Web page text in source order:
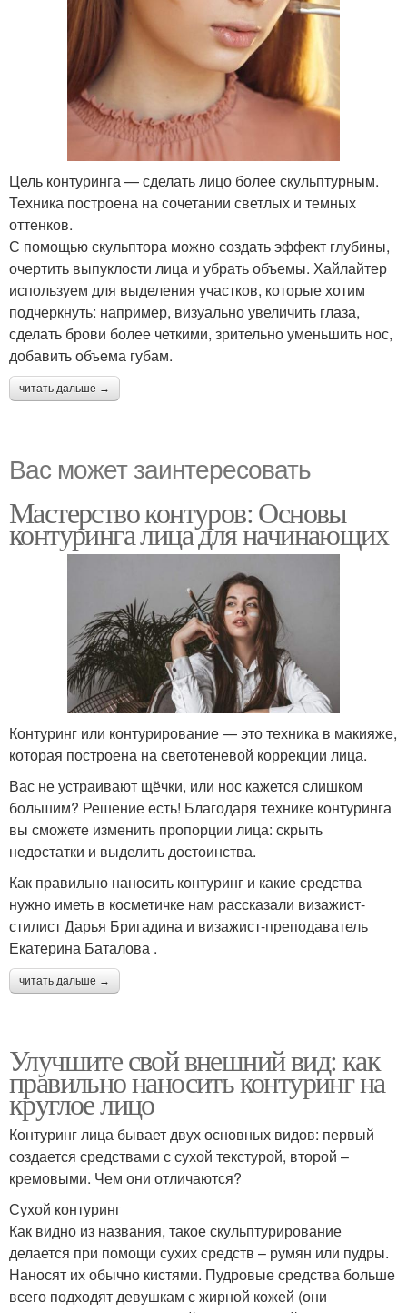
Цель контуринга — сделать лицо более скульптурным.
Техника построена на сочетании светлых и темных
оттенков.
С помощью скульптора можно создать эффект глубины,
очертить выпуклости лица и убрать объемы. Хайлайтер
используем для выделения участков, которые хотим
подчеркнуть: например, визуально увеличить глаза,
сделать брови более четкими, зрительно уменьшить нос,
добавить объема губам.
читать дальше →
Вас может заинтересовать
Мастерство контуров: Основы
контуринга лица для начинающих
Контуринг или контурирование — это техника в макияже,
которая построена на светотеневой коррекции лица.
Вас не устраивают щёчки, или нос кажется слишком
большим? Решение есть! Благодаря технике контуринга
вы сможете изменить пропорции лица: скрыть
недостатки и выделить достоинства.
Как правильно наносить контуринг и какие средства
нужно иметь в косметичке нам рассказали визажист-
стилист Дарья Бригадина и визажист-преподаватель
Екатерина Баталова .
читать дальше →
Улучшите свой внешний вид: как
правильно наносить контуринг на
круглое лицо
Контуринг лица бывает двух основных видов: первый
создается средствами с сухой текстурой, второй –
кремовыми. Чем они отличаются?
Сухой контуринг
Как видно из названия, такое скульптурирование
делается при помощи сухих средств – румян или пудры.
Наносят их обычно кистями. Пудровые средства больше
всего подходят девушкам с жирной кожей (они